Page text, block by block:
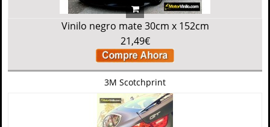
Vinilo negro mate 30cm x 152cm
21,49€
3M Scotchprint